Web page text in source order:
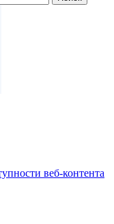
веб-контента